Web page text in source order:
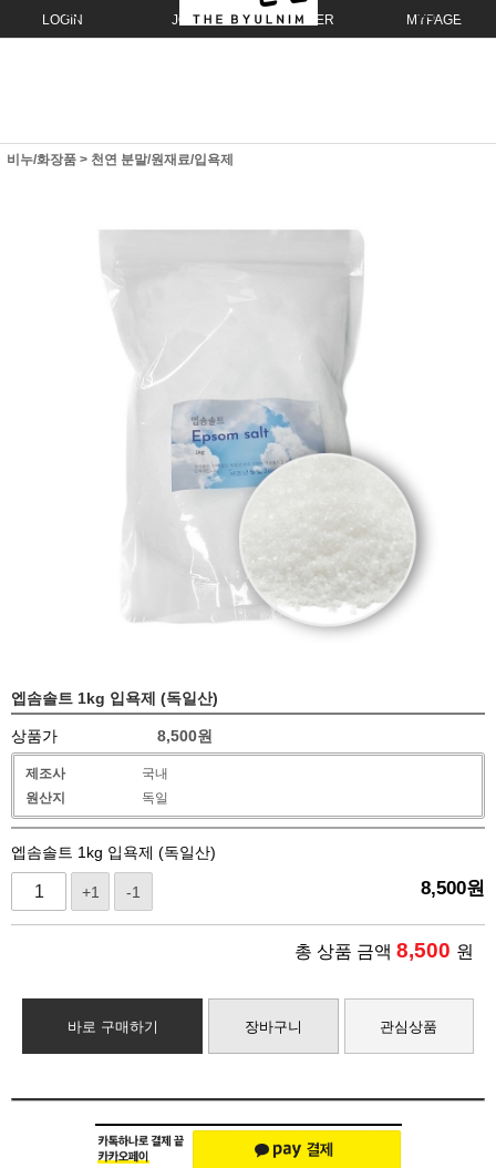
LOGIN JOIN ORDER MYPAGE
비누/화장품 > 천연 분말/원재료/입욕제
엡솜솔트 1kg 입욕제 (독일산)
상품가 8,500원
제조사
국내
원산지
독일
엡솜솔트 1kg 입욕제 (독일산)
+1 -1 8,500원
총 상품 금액 8,500 원
바로 구매하기 장바구니 관심상품